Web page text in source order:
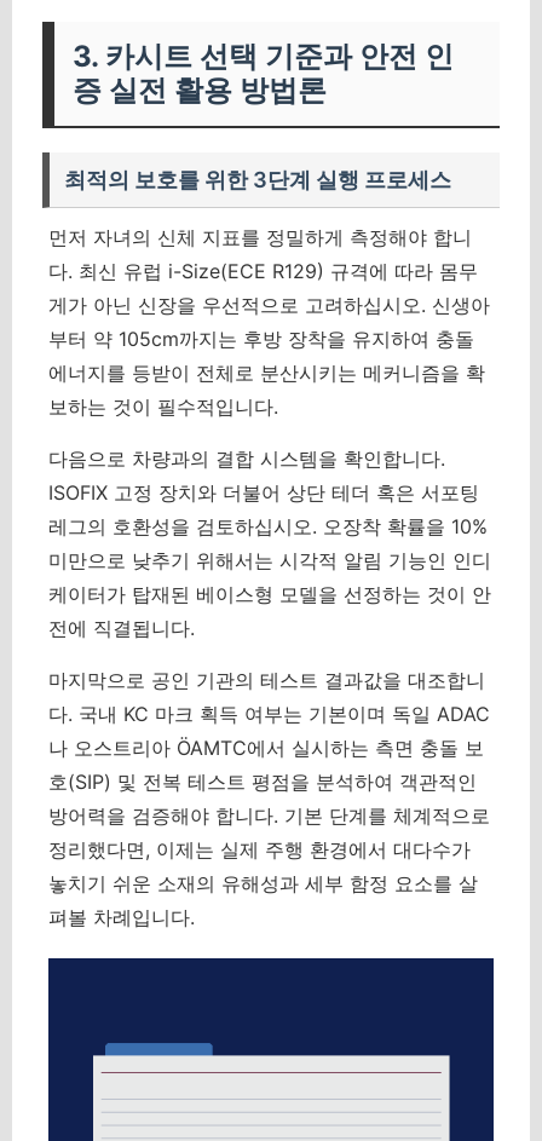
3. 카시트 선택 기준과 안전 인
증 실전 활용 방법론
최적의 보호를 위한 3단계 실행 프로세스
먼저 자녀의 신체 지표를 정밀하게 측정해야 합니
다. 최신 유럽 i-Size(ECE R129) 규격에 따라 몸무
게가 아닌 신장을 우선적으로 고려하십시오. 신생아
부터 약 105cm까지는 후방 장착을 유지하여 충돌
에너지를 등받이 전체로 분산시키는 메커니즘을 확
보하는 것이 필수적입니다.
다음으로 차량과의 결합 시스템을 확인합니다.
ISOFIX 고정 장치와 더불어 상단 테더 혹은 서포팅
레그의 호환성을 검토하십시오. 오장착 확률을 10%
미만으로 낮추기 위해서는 시각적 알림 기능인 인디
케이터가 탑재된 베이스형 모델을 선정하는 것이 안
전에 직결됩니다.
마지막으로 공인 기관의 테스트 결과값을 대조합니
다. 국내 KC 마크 획득 여부는 기본이며 독일 ADAC
나 오스트리아 ÖAMTC에서 실시하는 측면 충돌 보
호(SIP) 및 전복 테스트 평점을 분석하여 객관적인
방어력을 검증해야 합니다. 기본 단계를 체계적으로
정리했다면, 이제는 실제 주행 환경에서 대다수가
놓치기 쉬운 소재의 유해성과 세부 함정 요소를 살
펴볼 차례입니다.